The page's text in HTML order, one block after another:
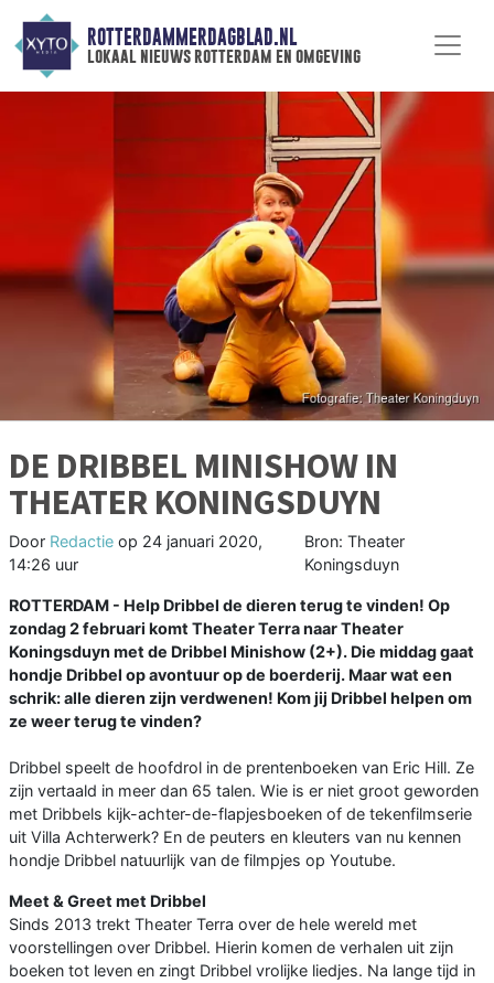
ROTTERDAMMERDAGBLAD.NL
lokaal nieuws rotterdam en omgeving
DE DRIBBEL MINISHOW IN
THEATER KONINGSDUYN
Door Redactie op 24 januari 2020,
14:26 uur
Bron: Theater
Koningsduyn
ROTTERDAM - Help Dribbel de dieren terug te vinden! Op
zondag 2 februari komt Theater Terra naar Theater
Koningsduyn met de Dribbel Minishow (2+). Die middag gaat
hondje Dribbel op avontuur op de boerderij. Maar wat een
schrik: alle dieren zijn verdwenen! Kom jij Dribbel helpen om
ze weer terug te vinden?
Dribbel speelt de hoofdrol in de prentenboeken van Eric Hill. Ze
zijn vertaald in meer dan 65 talen. Wie is er niet groot geworden
met Dribbels kijk-achter-de-flapjesboeken of de tekenfilmserie
uit Villa Achterwerk? En de peuters en kleuters van nu kennen
hondje Dribbel natuurlijk van de filmpjes op Youtube.
Meet & Greet met Dribbel
Sinds 2013 trekt Theater Terra over de hele wereld met
voorstellingen over Dribbel. Hierin komen de verhalen uit zijn
boeken tot leven en zingt Dribbel vrolijke liedjes. Na lange tijd in